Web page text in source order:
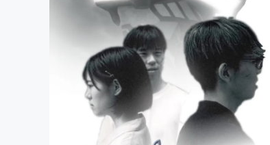
映像・映画
ビジネス・起業
まちづくり・地域活性化